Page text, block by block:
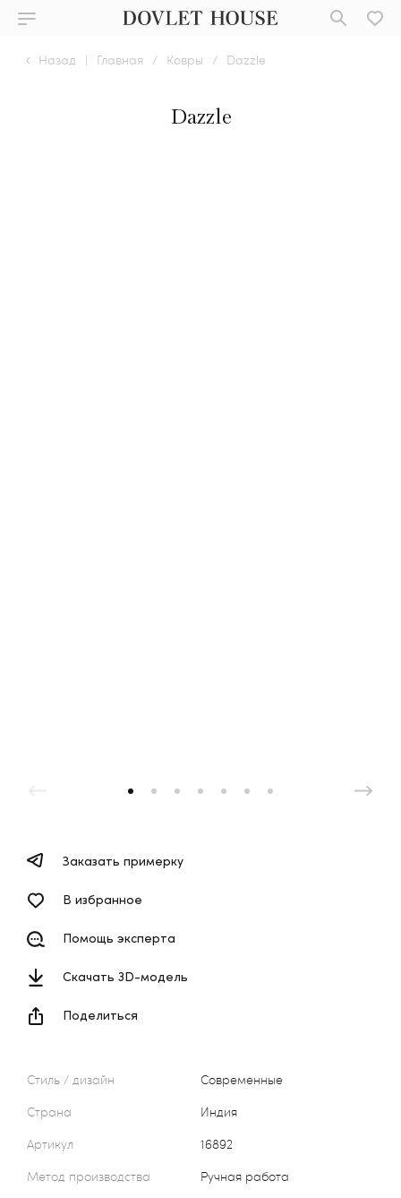
Назад | Главная / Ковры / Dazzle
Dazzle
Стиль / дизайн
Современные
Страна
Индия
Артикул
16892
Метод производства
Ручная работа
Заказать примерку
В избранное
Помощь эксперта
Скачать 3D-модель
Поделиться